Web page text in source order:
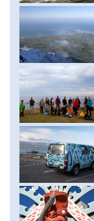
keretein belül, és
társaságában
szállóban, ahol